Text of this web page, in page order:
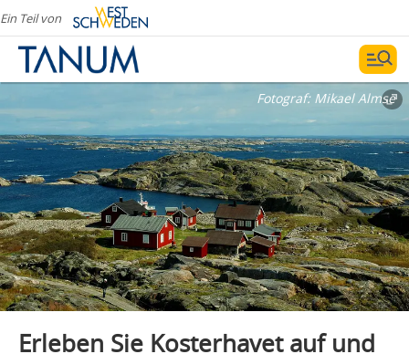
Ein Teil von
Fotograf: Mikael Almse
Erleben Sie Kosterhavet auf und